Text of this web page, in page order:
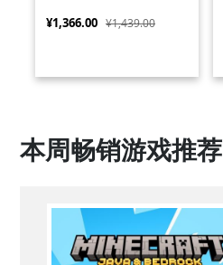
¥1,366.00 ¥1,439.00
本周畅销游戏推荐